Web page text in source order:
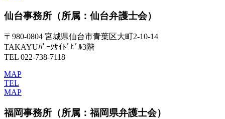
仙台事務所 （所属：仙台弁護士会）
〒980-0804 宮城県仙台市青葉区大町2-10-14
TAKAYUﾊﾟｰｸｻｲﾄﾞﾋﾞﾙ3階
TEL 022-738-7118
MAP
TEL
MAP
福岡事務所 （所属：福岡県弁護士会）